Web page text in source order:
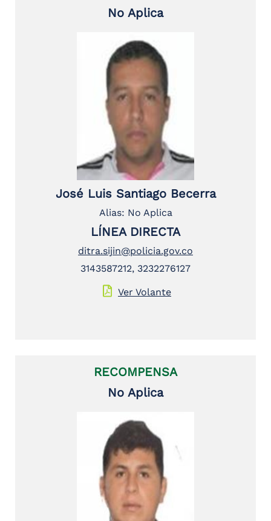
No Aplica
José Luis Santiago Becerra
Alias: No Aplica
LÍNEA DIRECTA
ditra.sijin@policia.gov.co
3143587212, 3232276127
Ver Volante
RECOMPENSA
No Aplica